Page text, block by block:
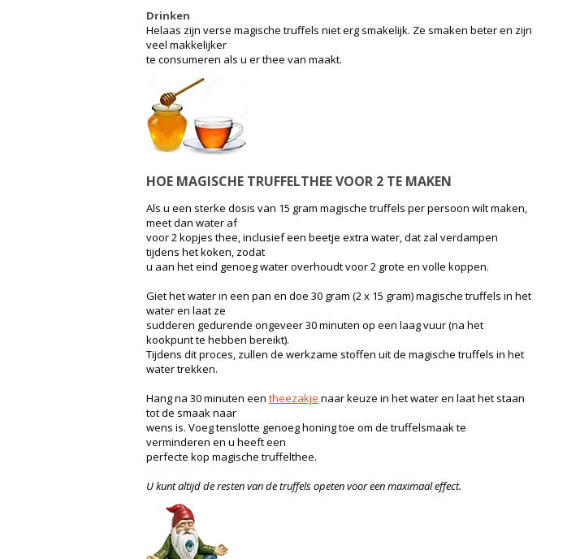
Drinken
Helaas zijn verse magische truffels niet erg smakelijk. Ze smaken beter en zijn
veel makkelijker
te consumeren als u er thee van maakt.
HOE MAGISCHE TRUFFELTHEE VOOR 2 TE MAKEN
Als u een sterke dosis van 15 gram magische truffels per persoon wilt maken,
meet dan water af
voor 2 kopjes thee, inclusief een beetje extra water, dat zal verdampen
tijdens het koken, zodat
u aan het eind genoeg water overhoudt voor 2 grote en volle koppen.
Giet het water in een pan en doe 30 gram (2 x 15 gram) magische truffels in het
water en laat ze
sudderen gedurende ongeveer 30 minuten op een laag vuur (na het
kookpunt te hebben bereikt).
Tijdens dit proces, zullen de werkzame stoffen uit de magische truffels in het
water trekken.
Hang na 30 minuten een theezakje naar keuze in het water en laat het staan
tot de smaak naar
wens is. Voeg tenslotte genoeg honing toe om de truffelsmaak te
verminderen en u heeft een
perfecte kop magische truffelthee.
U kunt altijd de resten van de truffels opeten voor een maximaal effect.